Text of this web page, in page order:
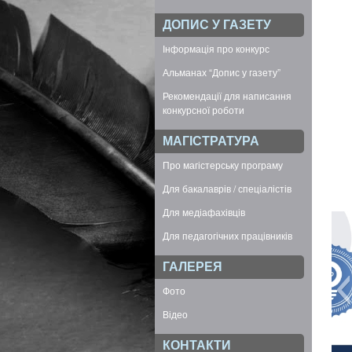
ДОПИС У ГАЗЕТУ
Інформація про конкурс
Альманах “Допис у газету”
Рекомендації для написання
конкурсної роботи
МАГІСТРАТУРА
Про магістерську програму
Для бакалаврів / спеціалістів
Для медіафахівців
Для педагогічних працівників
ГАЛЕРЕЯ
Фото
Відео
КОНТАКТИ